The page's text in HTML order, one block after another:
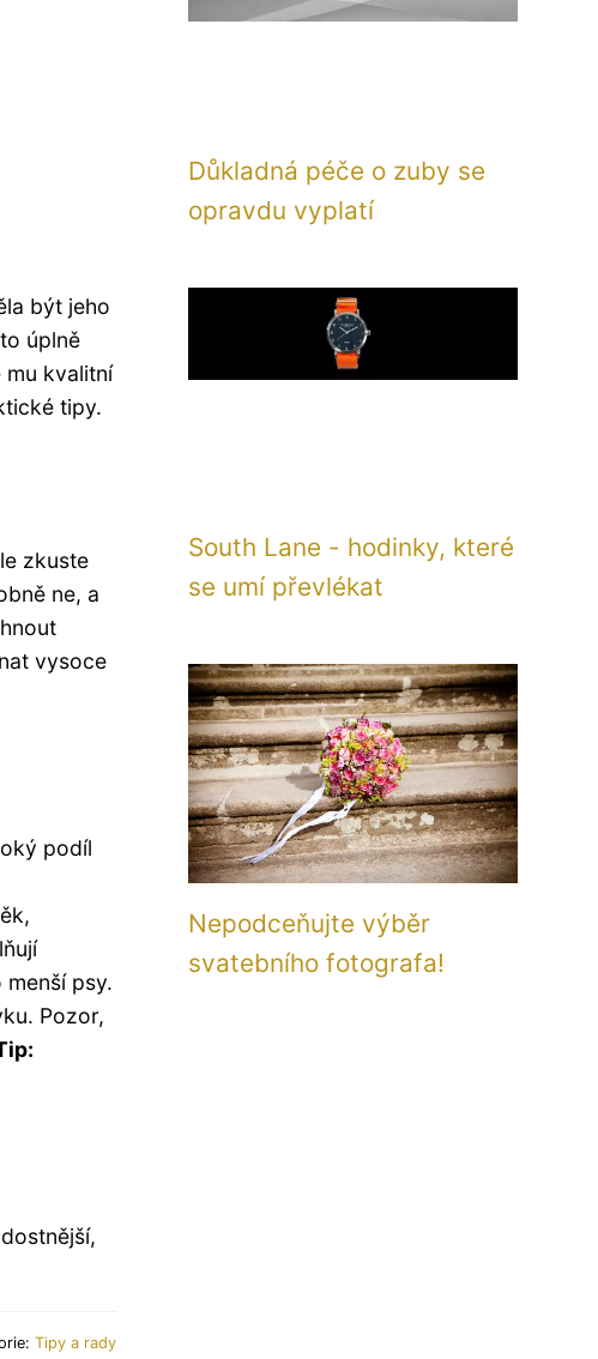
být jeho
úplně
mu kvalitní
tipy.
zkuste
ne, a
vysoce
podíl
psy.
Pozor,
Tipy a rady
Důkladná péče o zuby se
opravdu vyplatí
South Lane - hodinky, které
se umí převlékat
Nepodceňujte výběr
svatebního fotografa!